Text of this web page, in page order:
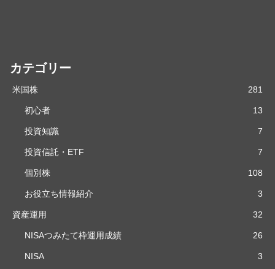
カテゴリー
米国株 281
初心者 13
投資知識 7
投資信託・ETF 7
個別株 108
お役立ち情報紹介 3
資産運用 32
NISAつみたて枠運用成績 26
NISA 3